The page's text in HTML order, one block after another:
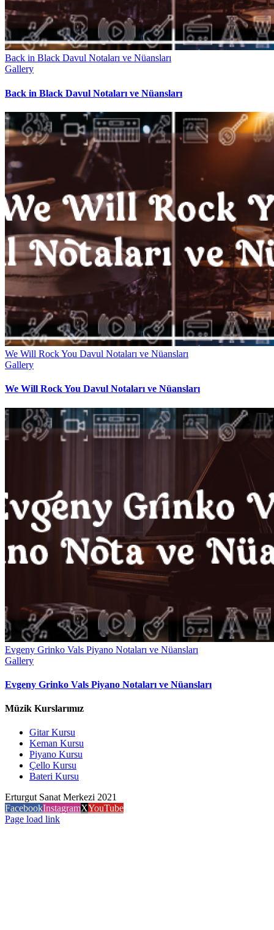
Back in Black Davul Notaları ve Nüansları
Gallery
Back in Black Davul Notaları ve Nüansları
We Will Rock You Davul Notaları ve Nüansları
Gallery
We Will Rock You Davul Notaları ve Nüansları
Evgeny Grinko Vals Piyano Notaları ve Nüansları
Gallery
Evgeny Grinko Vals Piyano Notaları ve Nüansları
Müzik Kurslarımız
Gitar Kursu
Keman Kursu
Piyano Kursu
Çello Kursu
Bateri Kursu
Erturgut Sanat Merkezi 2021
FacebookInstagramXYouTube
Page load link